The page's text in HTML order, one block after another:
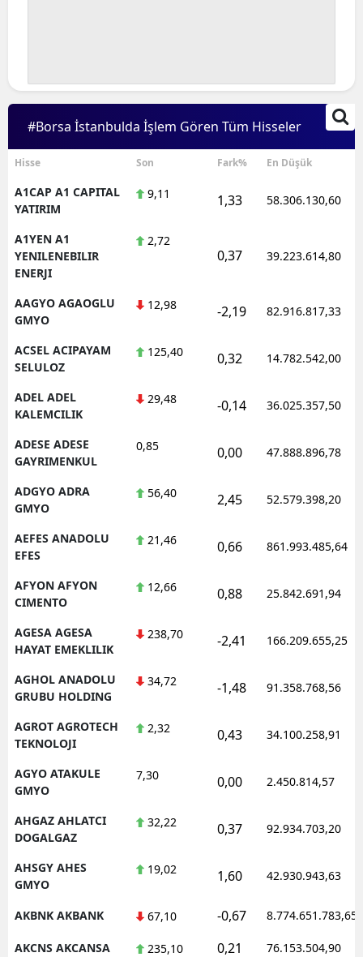
#Borsa İstanbulda İşlem Gören Tüm Hisseler
Hisse Son Fark% En Düşük
A1CAP A1 CAPITAL
YATIRIM
9,11 1,33 58.306.130,60
A1YEN A1
YENILENEBILIR
ENERJI
2,72
0,37 39.223.614,80
AAGYO AGAOGLU
GMYO
12,98 -2,19 82.916.817,33
ACSEL ACIPAYAM
SELULOZ
125,40 0,32 14.782.542,00
ADEL ADEL
KALEMCILIK
29,48 -0,14 36.025.357,50
ADESE ADESE
GAYRIMENKUL
0,85 0,00 47.888.896,78
ADGYO ADRA
GMYO
56,40 2,45 52.579.398,20
AEFES ANADOLU
EFES
21,46 0,66 861.993.485,64
AFYON AFYON
CIMENTO
12,66 0,88 25.842.691,94
AGESA AGESA
HAYAT EMEKLILIK
238,70 -2,41 166.209.655,25
AGHOL ANADOLU
GRUBU HOLDING
34,72 -1,48 91.358.768,56
AGROT AGROTECH
TEKNOLOJI
2,32 0,43 34.100.258,91
AGYO ATAKULE
GMYO
7,30 0,00 2.450.814,57
AHGAZ AHLATCI
DOGALGAZ
32,22 0,37 92.934.703,20
AHSGY AHES
GMYO
19,02 1,60 42.930.943,63
AKBNK AKBANK 67,10 -0,67 8.774.651.783,65
AKCNS AKCANSA 235,10 0,21 76.153.504,90